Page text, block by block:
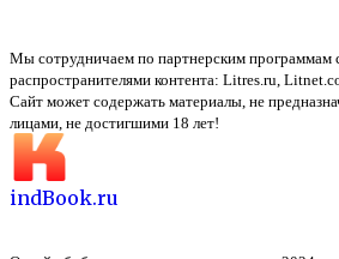
Мы сотрудничаем по партнерским программам
распространителями контента: Litres.ru,
Сайт может содержать материалы, не
лицами, не достигшими 18 лет!
indBook.ru